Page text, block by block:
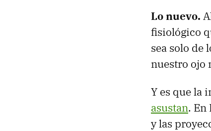
Lo nuevo.
fisiológico
sea solo de
nuestro ojo
Y es que la
asustan. En
y las